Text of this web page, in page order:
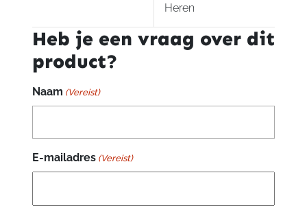
Heren
Heb je een vraag over dit
product?
Naam (Vereist)
E-mailadres (Vereist)